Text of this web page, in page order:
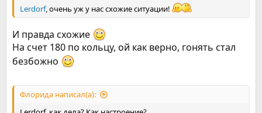
Lerdorf, очень уж у нас схожие ситуации!
И правда схожие
На счет 180 по кольцу, ой как верно, гонять стал
безбожно
Флорида написал(а):